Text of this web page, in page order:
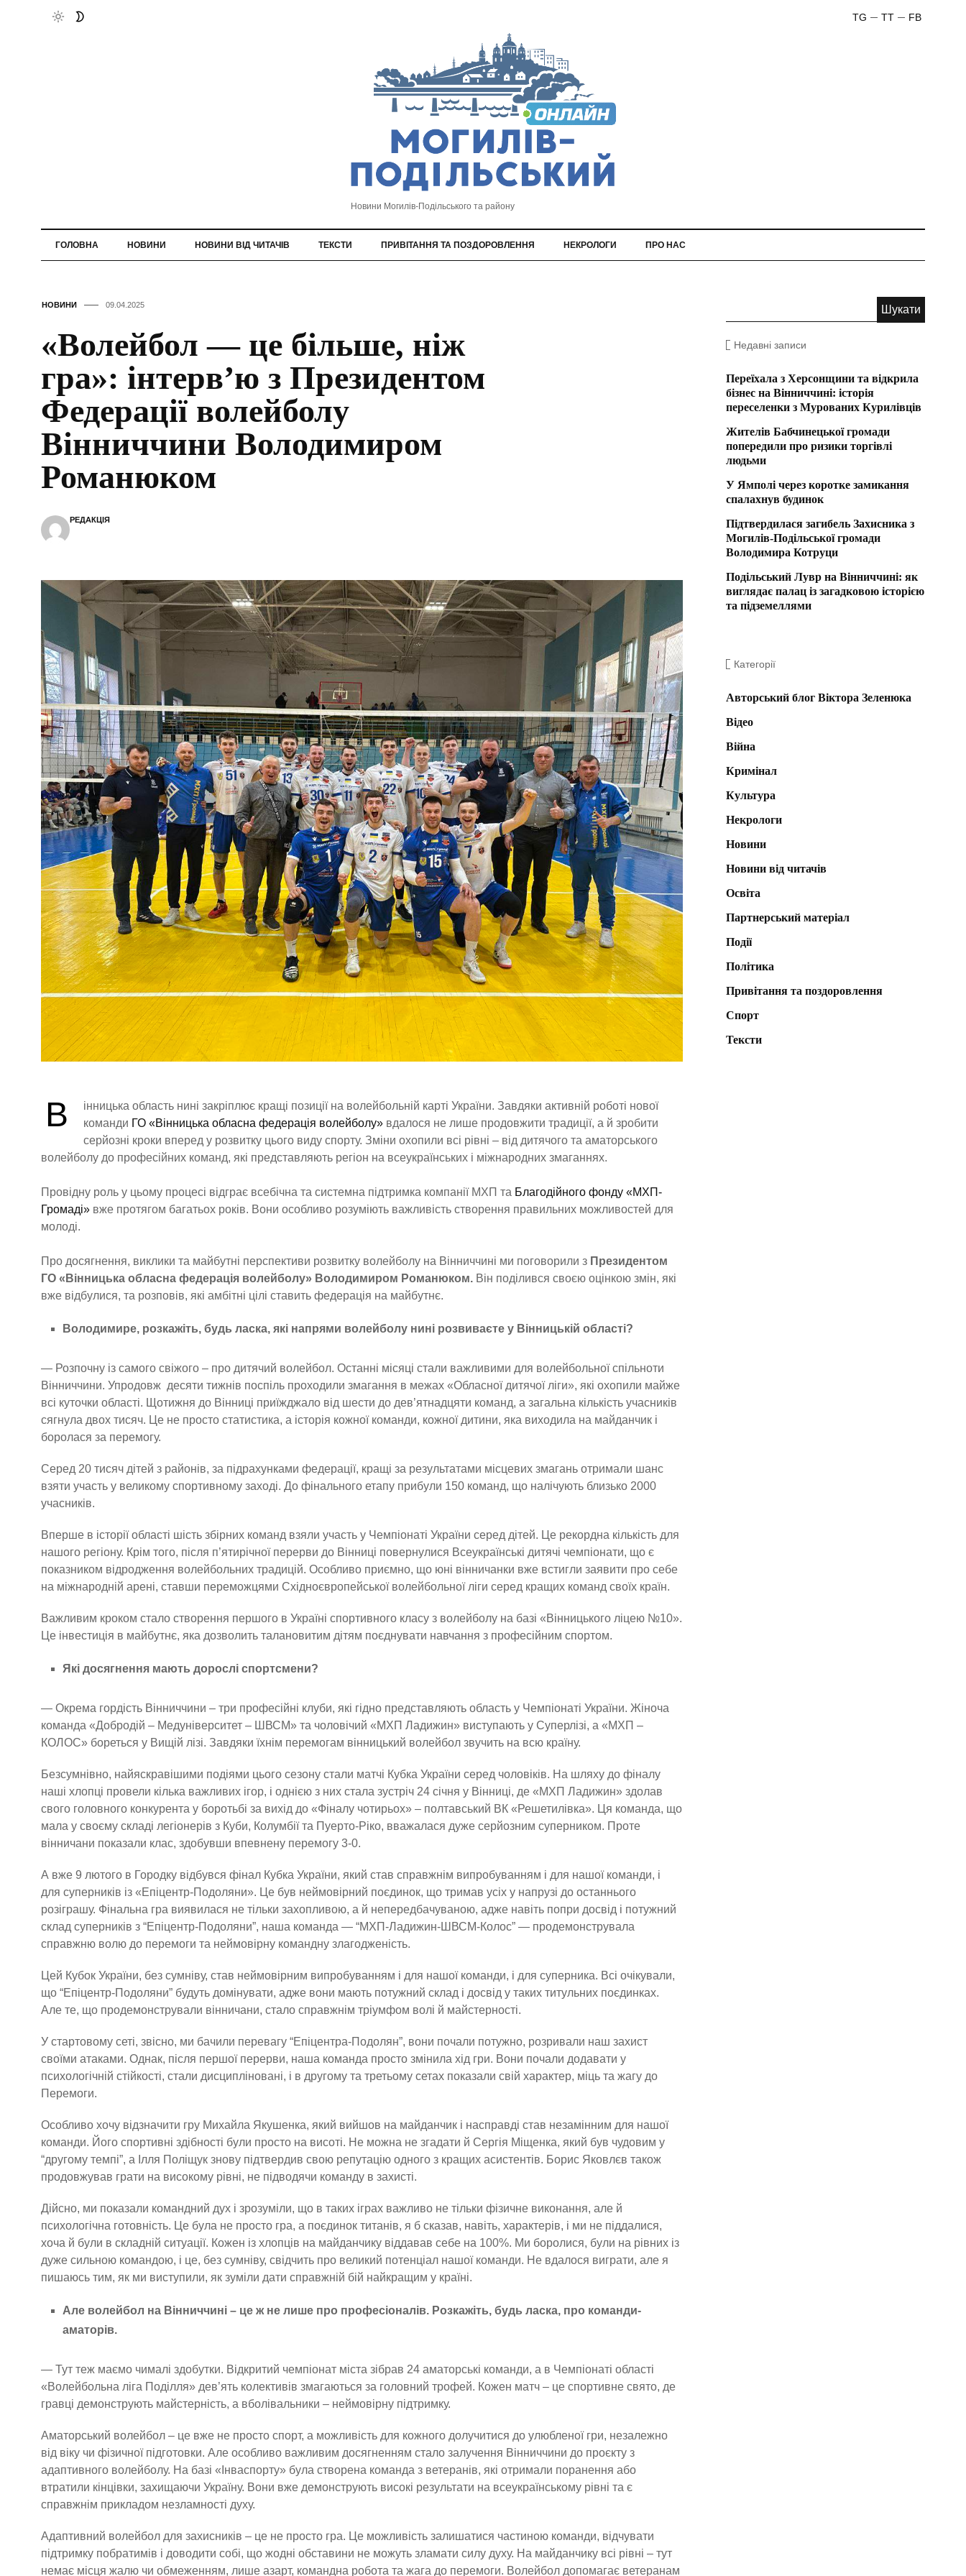
FB
TT
TG
Новини Могилів-Подільського та району
ГОЛОВНА НОВИНИ НОВИНИ ВІД ЧИТАЧІВ ТЕКСТИ ПРИВІТАННЯ ТА ПОЗДОРОВЛЕННЯ НЕКРОЛОГИ ПРО НАС
НОВИНИ 09.04.2025
«Волейбол — це більше, ніж
гра»: інтерв’ю з Президентом
Федерації волейболу
Вінниччини Володимиром
Романюком
РЕДАКЦІЯ
В
інницька область нині закріплює кращі позиції на волейбольній карті України. Завдяки активній роботі нової
команди ГО «Вінницька обласна федерація волейболу» вдалося не лише продовжити традиції, а й зробити
серйозні кроки вперед у розвитку цього виду спорту. Зміни охопили всі рівні – від дитячого та аматорського
волейболу до професійних команд, які представляють регіон на всеукраїнських і міжнародних змаганнях.
Провідну роль у цьому процесі відграє всебічна та системна підтримка компанії МХП та Благодійного фонду «МХП-
Громаді» вже протягом багатьох років. Вони особливо розуміють важливість створення правильних можливостей для
молоді.
Про досягнення, виклики та майбутні перспективи розвитку волейболу на Вінниччині ми поговорили з Президентом
ГО «Вінницька обласна федерація волейболу» Володимиром Романюком. Він поділився своєю оцінкою змін, які
вже відбулися, та розповів, які амбітні цілі ставить федерація на майбутнє.
Володимире, розкажіть, будь ласка, які напрями волейболу нині розвиваєте у Вінницькій області?
— Розпочну із самого свіжого – про дитячий волейбол. Останні місяці стали важливими для волейбольної спільноти
Вінниччини. Упродовж десяти тижнів поспіль проходили змагання в межах «Обласної дитячої ліги», які охопили майже
всі куточки області. Щотижня до Вінниці приїжджало від шести до дев’ятнадцяти команд, а загальна кількість учасників
сягнула двох тисяч. Це не просто статистика, а історія кожної команди, кожної дитини, яка виходила на майданчик і
боролася за перемогу.
Серед 20 тисяч дітей з районів, за підрахунками федерації, кращі за результатами місцевих змагань отримали шанс
взяти участь у великому спортивному заході. До фінального етапу прибули 150 команд, що налічують близько 2000
учасників.
Вперше в історії області шість збірних команд взяли участь у Чемпіонаті України серед дітей. Це рекордна кількість для
нашого регіону. Крім того, після п’ятирічної перерви до Вінниці повернулися Всеукраїнські дитячі чемпіонати, що є
показником відродження волейбольних традицій. Особливо приємно, що юні вінничанки вже встигли заявити про себе
на міжнародній арені, ставши переможцями Східноєвропейської волейбольної ліги серед кращих команд своїх країн.
Важливим кроком стало створення першого в Україні спортивного класу з волейболу на базі «Вінницького ліцею №10».
Це інвестиція в майбутнє, яка дозволить талановитим дітям поєднувати навчання з професійним спортом.
Які досягнення мають дорослі спортсмени?
— Окрема гордість Вінниччини – три професійні клуби, які гідно представляють область у Чемпіонаті України. Жіноча
команда «Добродій – Медуніверситет – ШВСМ» та чоловічий «МХП Ладижин» виступають у Суперлізі, а «МХП –
КОЛОС» бореться у Вищій лізі. Завдяки їхнім перемогам вінницький волейбол звучить на всю країну.
Безсумнівно, найяскравішими подіями цього сезону стали матчі Кубка України серед чоловіків. На шляху до фіналу
наші хлопці провели кілька важливих ігор, і однією з них стала зустріч 24 січня у Вінниці, де «МХП Ладижин» здолав
свого головного конкурента у боротьбі за вихід до «Фіналу чотирьох» – полтавський ВК «Решетилівка». Ця команда, що
мала у своєму складі легіонерів з Куби, Колумбії та Пуерто-Ріко, вважалася дуже серйозним суперником. Проте
вінничани показали клас, здобувши впевнену перемогу 3-0.
А вже 9 лютого в Городку відбувся фінал Кубка України, який став справжнім випробуванням і для нашої команди, і
для суперників із «Епіцентр-Подоляни». Це був неймовірний поєдинок, що тримав усіх у напрузі до останнього
розіграшу. Фінальна гра виявилася не тільки захопливою, а й непередбачуваною, адже навіть попри досвід і потужний
склад суперників з “Епіцентр-Подоляни”, наша команда — “МХП-Ладижин-ШВСМ-Колос” — продемонструвала
справжню волю до перемоги та неймовірну командну злагодженість.
Цей Кубок України, без сумніву, став неймовірним випробуванням і для нашої команди, і для суперника. Всі очікували,
що “Епіцентр-Подоляни” будуть домінувати, адже вони мають потужний склад і досвід у таких титульних поєдинках.
Але те, що продемонстрували вінничани, стало справжнім тріумфом волі й майстерності.
У стартовому сеті, звісно, ми бачили перевагу “Епіцентра-Подолян”, вони почали потужно, розривали наш захист
своїми атаками. Однак, після першої перерви, наша команда просто змінила хід гри. Вони почали додавати у
психологічній стійкості, стали дисципліновані, і в другому та третьому сетах показали свій характер, міць та жагу до
Перемоги.
Особливо хочу відзначити гру Михайла Якушенка, який вийшов на майданчик і насправді став незамінним для нашої
команди. Його спортивні здібності були просто на висоті. Не можна не згадати й Сергія Міщенка, який був чудовим у
“другому темпі”, а Ілля Поліщук знову підтвердив свою репутацію одного з кращих асистентів. Борис Яковлєв також
продовжував грати на високому рівні, не підводячи команду в захисті.
Дійсно, ми показали командний дух і зрозуміли, що в таких іграх важливо не тільки фізичне виконання, але й
психологічна готовність. Це була не просто гра, а поєдинок титанів, я б сказав, навіть, характерів, і ми не піддалися,
хоча й були в складній ситуації. Кожен із хлопців на майданчику віддавав себе на 100%. Ми боролися, були на рівних із
дуже сильною командою, і це, без сумніву, свідчить про великий потенціал нашої команди. Не вдалося виграти, але я
пишаюсь тим, як ми виступили, як зуміли дати справжній бій найкращим у країні.
Але волейбол на Вінниччині – це ж не лише про професіоналів. Розкажіть, будь ласка, про команди-
аматорів.
— Тут теж маємо чималі здобутки. Відкритий чемпіонат міста зібрав 24 аматорські команди, а в Чемпіонаті області
«Волейбольна ліга Поділля» дев’ять колективів змагаються за головний трофей. Кожен матч – це спортивне свято, де
гравці демонструють майстерність, а вболівальники – неймовірну підтримку.
Аматорський волейбол – це вже не просто спорт, а можливість для кожного долучитися до улюбленої гри, незалежно
від віку чи фізичної підготовки. Але особливо важливим досягненням стало залучення Вінниччини до проєкту з
адаптивного волейболу. На базі «Інваспорту» була створена команда з ветеранів, які отримали поранення або
втратили кінцівки, захищаючи Україну. Вони вже демонструють високі результати на всеукраїнському рівні та є
справжнім прикладом незламності духу.
Адаптивний волейбол для захисників – це не просто гра. Це можливість залишатися частиною команди, відчувати
підтримку побратимів і доводити собі, що жодні обставини не можуть зламати силу духу. На майданчику всі рівні – тут
немає місця жалю чи обмеженням, лише азарт, командна робота та жага до перемоги. Волейбол допомагає ветеранам
Недавні записи
Переїхала з Херсонщини та відкрила
бізнес на Вінниччині: історія
переселенки з Мурованих Курилівців
Жителів Бабчинецької громади
попередили про ризики торгівлі
людьми
У Ямполі через коротке замикання
спалахнув будинок
Підтвердилася загибель Захисника з
Могилів-Подільської громади
Володимира Котруци
Подільський Лувр на Вінниччині: як
виглядає палац із загадковою історією
та підземеллями
Категорії
Авторський блог Віктора Зеленюка
Відео
Війна
Кримінал
Культура
Некрологи
Новини
Новини від читачів
Освіта
Партнерський матеріал
Події
Політика
Привітання та поздоровлення
Спорт
Тексти